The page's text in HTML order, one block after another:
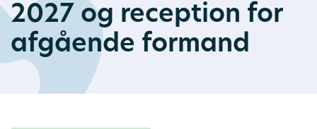
2027 og reception for
afgående formand